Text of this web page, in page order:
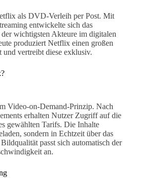
als DVD-Verleih per Post. Mit
entwickelte sich das
wichtigsten Akteure im digitalen
produziert Netflix einen großen
und vertreibt diese exklusiv.
Video-on-Demand-Prinzip. Nach
erhalten Nutzer Zugriff auf die
gewählten Tarifs. Die Inhalte
sondern in Echtzeit über das
passt sich automatisch der
an.